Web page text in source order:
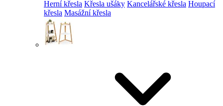
Herní křesla Křesla ušáky Kancelářské křesla Houpací
křesla Masážní křesla